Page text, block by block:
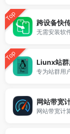
Top 跨设备快
Top
网站带宽